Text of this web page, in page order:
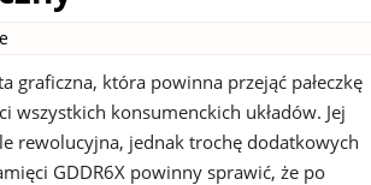
graficzna, która powinna przejąć pałeczkę
wszystkich konsumenckich układów. Jej
rewolucyjna, jednak trochę dodatkowych
GDDR6X powinny sprawić, że po